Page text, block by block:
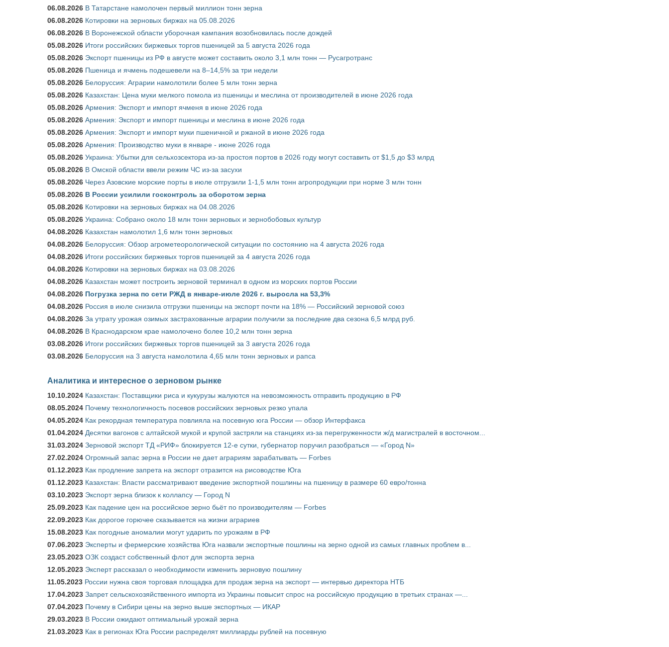
06.08.2026 В Татарстане намолочен первый миллион тонн зерна
06.08.2026 Котировки на зерновых биржах на 05.08.2026
06.08.2026 В Воронежской области уборочная кампания возобновилась после дождей
05.08.2026 Итоги российских биржевых торгов пшеницей за 5 августа 2026 года
05.08.2026 Экспорт пшеницы из РФ в августе может составить около 3,1 млн тонн — Русагротранс
05.08.2026 Пшеница и ячмень подешевели на 8–14,5% за три недели
05.08.2026 Белоруссия: Аграрии намолотили более 5 млн тонн зерна
05.08.2026 Казахстан: Цена муки мелкого помола из пшеницы и меслина от производителей в июне 2026 года
05.08.2026 Армения: Экспорт и импорт ячменя в июне 2026 года
05.08.2026 Армения: Экспорт и импорт пшеницы и меслина в июне 2026 года
05.08.2026 Армения: Экспорт и импорт муки пшеничной и ржаной в июне 2026 года
05.08.2026 Армения: Производство муки в январе - июне 2026 года
05.08.2026 Украина: Убытки для сельхозсектора из-за простоя портов в 2026 году могут составить от $1,5 до $3 млрд
05.08.2026 В Омской области ввели режим ЧС из-за засухи
05.08.2026 Через Азовские морские порты в июле отгрузили 1-1,5 млн тонн агропродукции при норме 3 млн тонн
05.08.2026 В России усилили госконтроль за оборотом зерна
05.08.2026 Котировки на зерновых биржах на 04.08.2026
05.08.2026 Украина: Собрано около 18 млн тонн зерновых и зернобобовых культур
04.08.2026 Казахстан намолотил 1,6 млн тонн зерновых
04.08.2026 Белоруссия: Обзор агрометеорологической ситуации по состоянию на 4 августа 2026 года
04.08.2026 Итоги российских биржевых торгов пшеницей за 4 августа 2026 года
04.08.2026 Котировки на зерновых биржах на 03.08.2026
04.08.2026 Казахстан может построить зерновой терминал в одном из морских портов России
04.08.2026 Погрузка зерна по сети РЖД в январе-июле 2026 г. выросла на 53,3%
04.08.2026 Россия в июле снизила отгрузки пшеницы на экспорт почти на 18% — Российский зерновой союз
04.08.2026 За утрату урожая озимых застрахованные аграрии получили за последние два сезона 6,5 млрд руб.
04.08.2026 В Краснодарском крае намолочено более 10,2 млн тонн зерна
03.08.2026 Итоги российских биржевых торгов пшеницей за 3 августа 2026 года
03.08.2026 Белоруссия на 3 августа намолотила 4,65 млн тонн зерновых и рапса
Аналитика и интересное о зерновом рынке
10.10.2024 Казахстан: Поставщики риса и кукурузы жалуются на невозможность отправить продукцию в РФ
08.05.2024 Почему технологичность посевов российских зерновых резко упала
04.05.2024 Как рекордная температура повлияла на посевную юга России — обзор Интерфакса
01.04.2024 Десятки вагонов с алтайской мукой и крупой застряли на станциях из-за перегруженности ж/д магистралей в восточном...
31.03.2024 Зерновой экспорт ТД «РИФ» блокируется 12-е сутки, губернатор поручил разобраться — «Город N»
27.02.2024 Огромный запас зерна в России не дает аграриям зарабатывать — Forbes
01.12.2023 Как продление запрета на экспорт отразится на рисоводстве Юга
01.12.2023 Казахстан: Власти рассматривают введение экспортной пошлины на пшеницу в размере 60 евро/тонна
03.10.2023 Экспорт зерна близок к коллапсу — Город N
25.09.2023 Как падение цен на российское зерно бьёт по производителям — Forbes
22.09.2023 Как дорогое горючее сказывается на жизни аграриев
15.08.2023 Как погодные аномалии могут ударить по урожаям в РФ
07.06.2023 Эксперты и фермерские хозяйства Юга назвали экспортные пошлины на зерно одной из самых главных проблем в...
23.05.2023 ОЗК создаст собственный флот для экспорта зерна
12.05.2023 Эксперт рассказал о необходимости изменить зерновую пошлину
11.05.2023 России нужна своя торговая площадка для продаж зерна на экспорт — интервью директора НТБ
17.04.2023 Запрет сельскохозяйственного импорта из Украины повысит спрос на российскую продукцию в третьих странах —...
07.04.2023 Почему в Сибири цены на зерно выше экспортных — ИКАР
29.03.2023 В России ожидают оптимальный урожай зерна
21.03.2023 Как в регионах Юга России распределят миллиарды рублей на посевную